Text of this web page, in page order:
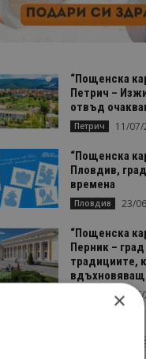
“Пощенска
Петрич –
отвъд
Петрич 11/07/
“Пощенска
Пловдив,
времена
Пловдив 23/
“Пощенска
Перник – град
традициите,
17/06/
×